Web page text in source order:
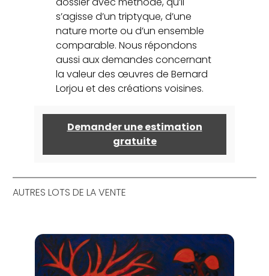
s’agisse d’un triptyque, d’une
nature morte ou d’un ensemble
comparable. Nous répondons
aussi aux demandes concernant
la valeur des œuvres de Bernard
Lorjou et des créations voisines.
Demander une estimation
gratuite
AUTRES LOTS DE LA VENTE